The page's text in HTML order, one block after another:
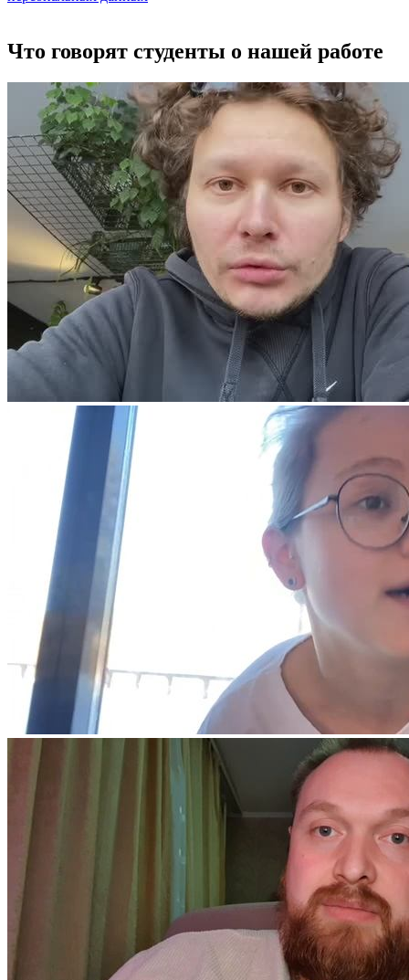
Что говорят студенты о нашей работе